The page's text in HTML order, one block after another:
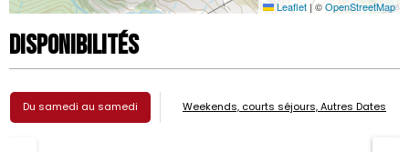
Leaflet |©OpenStreetMap
Disponibilités
Du samedi au samedi Weekends, courts séjours, Autres Dates